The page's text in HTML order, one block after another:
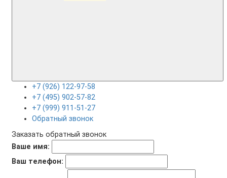
+7 (926) 122-97-58
+7 (495) 902-57-82
+7 (999) 911-51-27
Обратный звонок
Заказать обратный звонок
Ваше имя:
Ваш телефон: